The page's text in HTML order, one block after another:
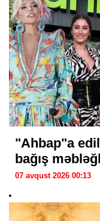
"Ahbap"a
bağış
07 avqust 2026 00:13